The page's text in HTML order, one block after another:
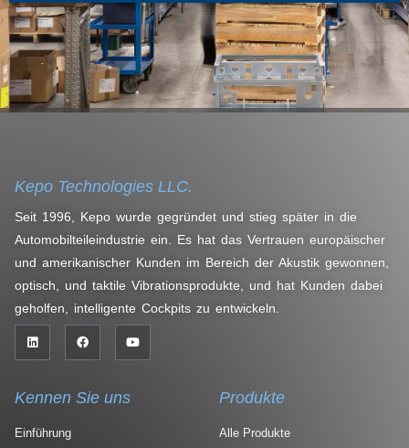
Kepo Technologies LLC.
Seit 1996, Kepo wurde gegründet und stieg später in die
Automobilteileindustrie ein. Es hat das Vertrauen europäischer
und amerikanischer Kunden im Bereich der Akustik gewonnen,
optisch, und taktile Vibrationsprodukte, und hat Kunden dabei
geholfen, intelligente Cockpits zu entwickeln.
Kennen Sie uns
Einführung
Produkte
Alle Produkte